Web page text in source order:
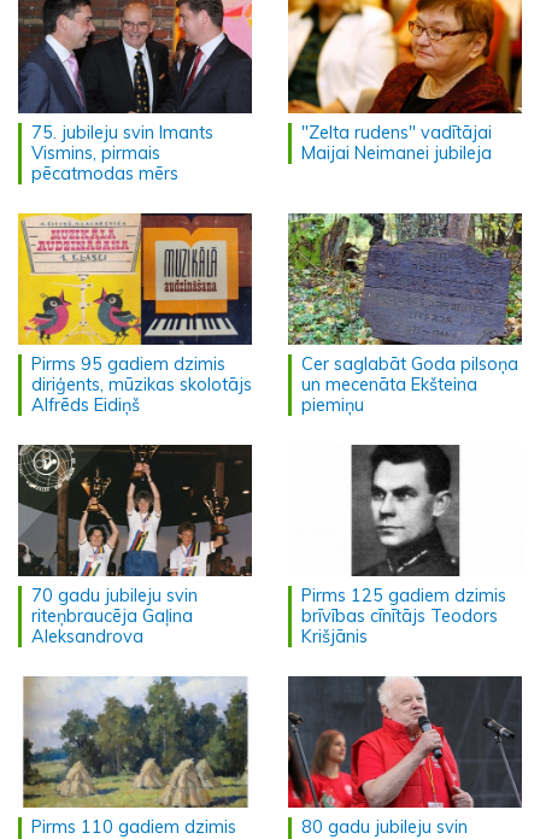
75. jubileju svin Imants
Vismins, pirmais
pēcatmodas mērs
"Zelta rudens" vadītājai
Maijai Neimanei jubileja
Pirms 95 gadiem dzimis
diriģents, mūzikas skolotājs
Alfrēds Eidiņš
Cer saglabāt Goda pilsoņa
un mecenāta Ekšteina
piemiņu
70 gadu jubileju svin
riteņbraucēja Gaļina
Aleksandrova
Pirms 125 gadiem dzimis
brīvības cīnītājs Teodors
Krišjānis
Pirms 110 gadiem dzimis
80 gadu jubileju svin